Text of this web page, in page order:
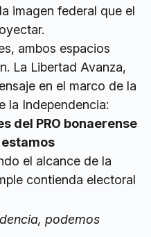
imagen federal que el
ambos espacios
La Libertad Avanza,
en el marco de la
la Independencia:
del PRO bonaerense
el alcance de la
contienda electoral
podemos